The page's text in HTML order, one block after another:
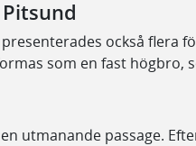
också flera
som en fast högbro,
utmanande passage.